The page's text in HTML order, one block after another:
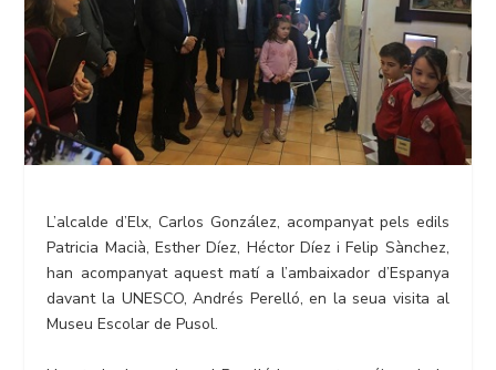
L’alcalde d’Elx, Carlos González, acompanyat pels edils
Patricia Macià, Esther Díez, Héctor Díez i Felip Sànchez,
han acompanyat aquest matí a l’ambaixador d’Espanya
davant la UNESCO, Andrés Perelló, en la seua visita al
Museu Escolar de Pusol.